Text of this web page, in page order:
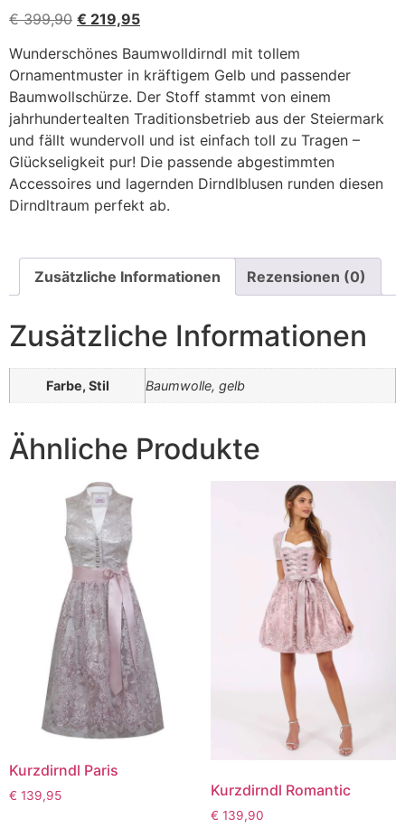
€399,90 € 219,95
Wunderschönes Baumwolldirndl mit tollem
Ornamentmuster in kräftigem Gelb und passender
Baumwollschürze. Der Stoff stammt von einem
jahrhundertealten Traditionsbetrieb aus der Steiermark
und fällt wundervoll und ist einfach toll zu Tragen –
Glückseligkeit pur! Die passende abgestimmten
Accessoires und lagernden Dirndlblusen runden diesen
Dirndltraum perfekt ab.
Zusätzliche Informationen Rezensionen (0)
Zusätzliche Informationen
Farbe, Stil Baumwolle, gelb
Ähnliche Produkte
Kurzdirndl Paris
€ 139,95 Kurzdirndl Romantic
€ 139,90